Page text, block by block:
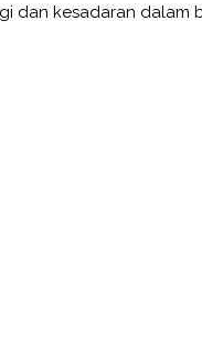
dan kesadaran dalam